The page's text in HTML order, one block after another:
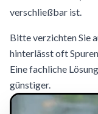
verschließbar ist.
Bitte verzichten Sie
hinterlässt oft
Eine fachliche
günstiger.